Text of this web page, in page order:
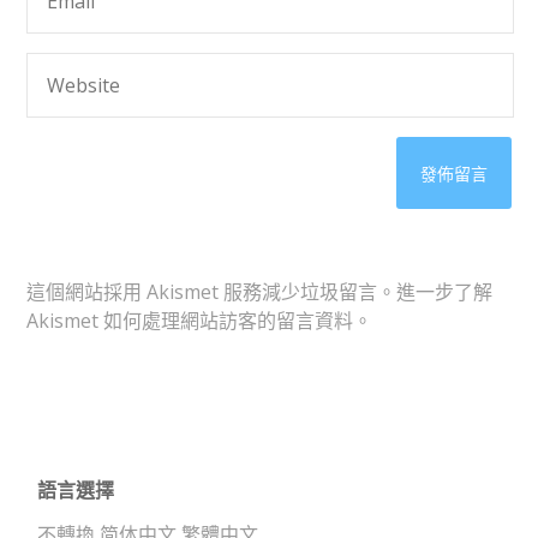
這個網站採用 Akismet 服務減少垃圾留言。 進一步了解
Akismet 如何處理網站訪客的留言資料。
語言選擇